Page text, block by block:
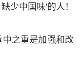
少中国味’的人！
之重是加强和改